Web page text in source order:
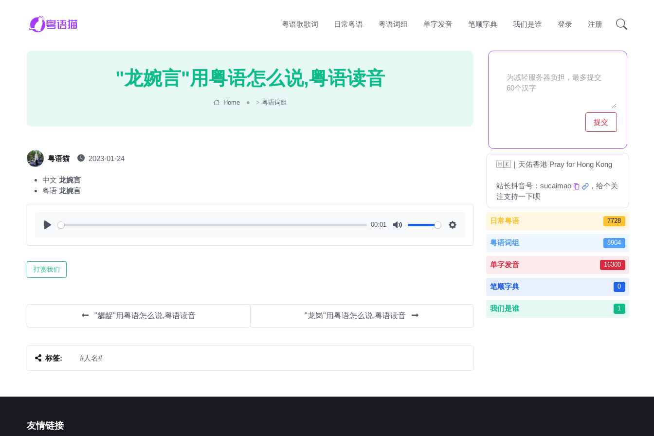
粤语歌歌词 日常粤语 粤语词组 单字发音 笔顺字典 我们是谁 登录 注册
"龙婉言"用粤语怎么说,粤语读音
Home >粤语词组
粤语猫 2023-01-24
中文 龙婉言
粤语 龙婉言
00:01
打赏我们
"龌龊"用粤语怎么说,粤语读音 "龙岗"用粤语怎么说,粤语读音
标签: #人名#
提交
🇭🇰｜天佑香港 Pray for Hong Kong
站长抖音号： sucaimao
，给个关
注支持一下呗
日常粤语 7728
粤语词组 8904
单字发音 16300
笔顺字典 0
我们是谁 1
友情链接